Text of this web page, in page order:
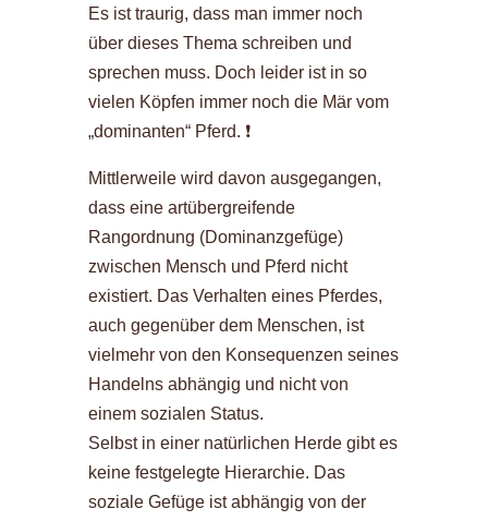
Es ist traurig, dass man immer noch
über dieses Thema schreiben und
sprechen muss. Doch leider ist in so
vielen Köpfen immer noch die Mär vom
„dominanten“ Pferd. ❗️
Mittlerweile wird davon ausgegangen,
dass eine artübergreifende
Rangordnung (Dominanzgefüge)
zwischen Mensch und Pferd nicht
existiert. Das Verhalten eines Pferdes,
auch gegenüber dem Menschen, ist
vielmehr von den Konsequenzen seines
Handelns abhängig und nicht von
einem sozialen Status.
Selbst in einer natürlichen Herde gibt es
keine festgelegte Hierarchie. Das
soziale Gefüge ist abhängig von der